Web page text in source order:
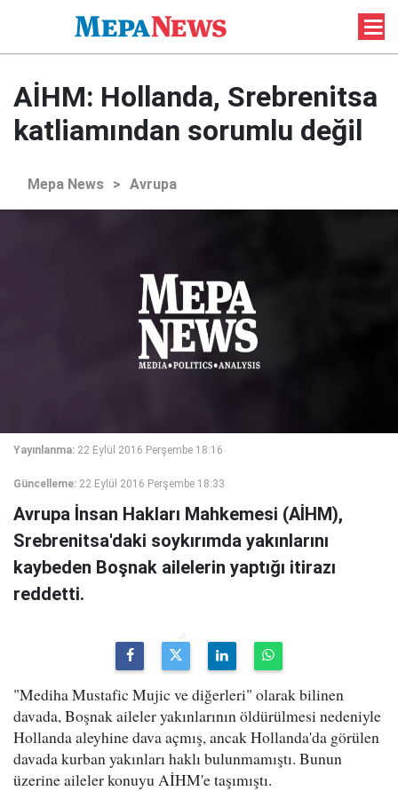
AİHM: Hollanda, Srebrenitsa
katliamından sorumlu değil
Mepa News > Avrupa
Yayınlanma: 22 Eylül 2016 Perşembe 18:16
Güncelleme: 22 Eylül 2016 Perşembe 18:33
Avrupa İnsan Hakları Mahkemesi (AİHM),
Srebrenitsa'daki soykırımda yakınlarını
kaybeden Boşnak ailelerin yaptığı itirazı
reddetti.
"Mediha Mustafic Mujic ve diğerleri" olarak bilinen
davada, Boşnak aileler yakınlarının öldürülmesi nedeniyle
Hollanda aleyhine dava açmış, ancak Hollanda'da görülen
davada kurban yakınları haklı bulunmamıştı. Bunun
üzerine aileler konuyu AİHM'e taşımıştı.